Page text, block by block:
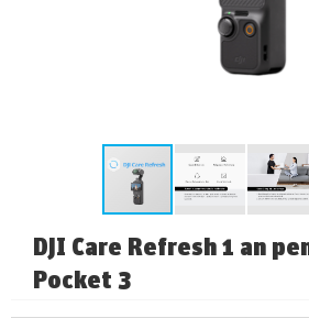
DJI Care Refresh 1 an
Pocket 3